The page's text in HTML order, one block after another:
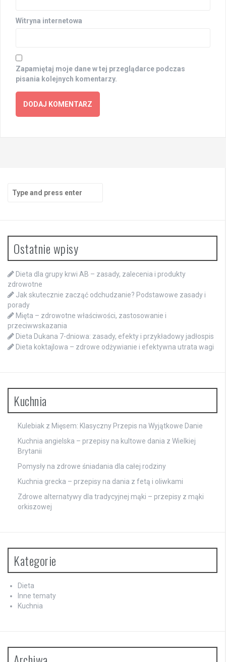
Witryna internetowa
Zapamiętaj moje dane w tej przeglądarce podczas
pisania kolejnych komentarzy.
for:
Ostatnie wpisy
Dieta dla grupy krwi AB – zasady, zalecenia i produkty
zdrowotne
Jak skutecznie zacząć odchudzanie? Podstawowe zasady i
porady
Mięta – zdrowotne właściwości, zastosowanie i
przeciwwskazania
Dieta Dukana 7-dniowa: zasady, efekty i przykładowy jadłospis
Dieta koktajlowa – zdrowe odżywianie i efektywna utrata wagi
Kuchnia
Kulebiak z Mięsem: Klasyczny Przepis na Wyjątkowe Danie
Kuchnia angielska – przepisy na kultowe dania z Wielkiej
Brytanii
Pomysły na zdrowe śniadania dla całej rodziny
Kuchnia grecka – przepisy na dania z fetą i oliwkami
Zdrowe alternatywy dla tradycyjnej mąki – przepisy z mąki
orkiszowej
Kategorie
Dieta
Inne tematy
Kuchnia